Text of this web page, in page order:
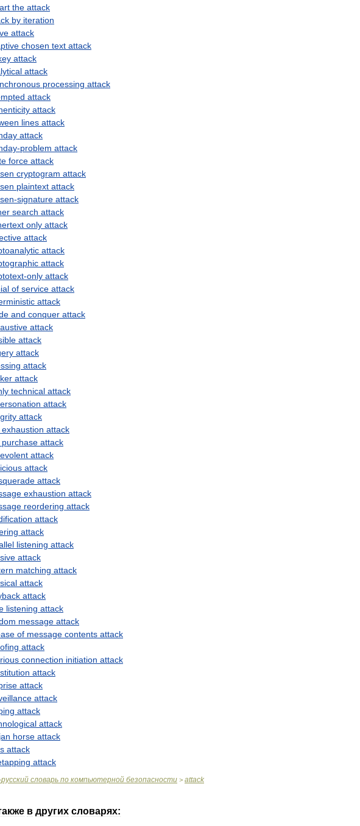
the attack
by iteration
attack
chosen text attack
attack
attack
processing attack
attack
attack
lines attack
attack
-problem attack
force attack
cryptogram attack
plaintext attack
-signature attack
search attack
only attack
attack
attack
attack
-only attack
of service attack
attack
and conquer attack
attack
attack
attack
attack
attack
technical attack
attack
attack
exhaustion attack
purchase attack
attack
attack
attack
exhaustion attack
reordering attack
attack
attack
listening attack
attack
matching attack
attack
attack
listening attack
message attack
of message contents attack
attack
connection initiation attack
attack
attack
attack
attack
attack
horse attack
attack
attack
русский словарь по компьютерной безопасности > attack
в других словарях: